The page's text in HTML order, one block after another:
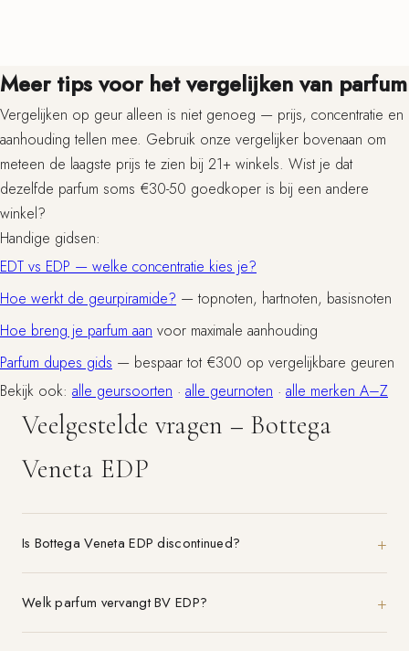
Meer tips voor het vergelijken van parfum
Vergelijken op geur alleen is niet genoeg — prijs, concentratie en
aanhouding tellen mee. Gebruik onze vergelijker bovenaan om
meteen de laagste prijs te zien bij 21+ winkels. Wist je dat
dezelfde parfum soms €30-50 goedkoper is bij een andere
winkel?
Handige gidsen:
EDT vs EDP — welke concentratie kies je?
Hoe werkt de geurpiramide? — topnoten, hartnoten, basisnoten
Hoe breng je parfum aan voor maximale aanhouding
Parfum dupes gids — bespaar tot €300 op vergelijkbare geuren
Bekijk ook: alle geursoorten · alle geurnoten · alle merken A–Z
Veelgestelde vragen – Bottega
Veneta EDP
Is Bottega Veneta EDP discontinued?
Welk parfum vervangt BV EDP?